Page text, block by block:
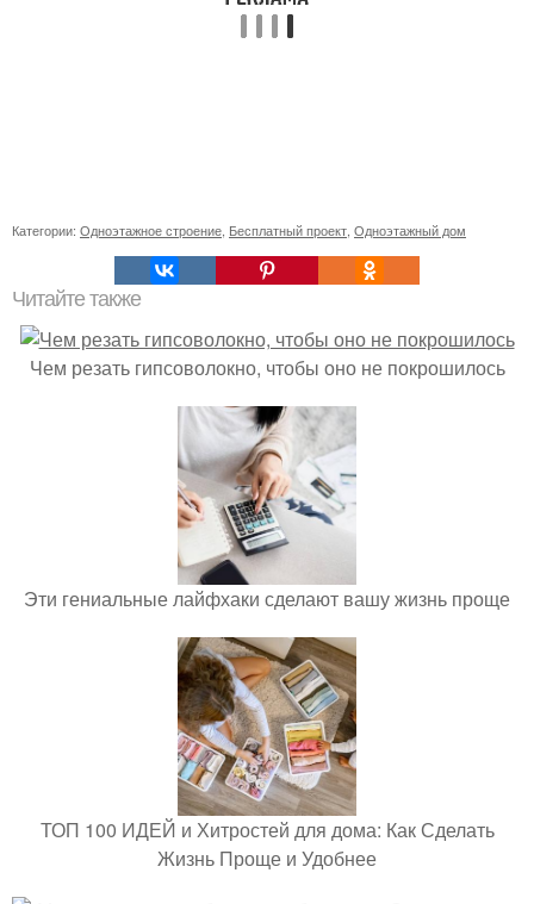
Категории: Одноэтажное строение Бесплатный проект Одноэтажный дом
Читайте также
Чем резать гипсоволокно, чтобы оно не покрошилось
Эти гениальные лайфхаки сделают вашу жизнь проще
ТОП 100 ИДЕЙ и Хитростей для дома: Как Сделать
Жизнь Проще и Удобнее